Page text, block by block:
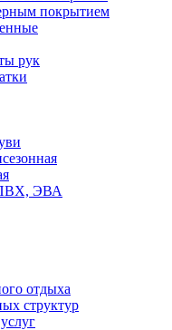
покрытием
рук
ПВХ, ЭВА
отдыха
структур